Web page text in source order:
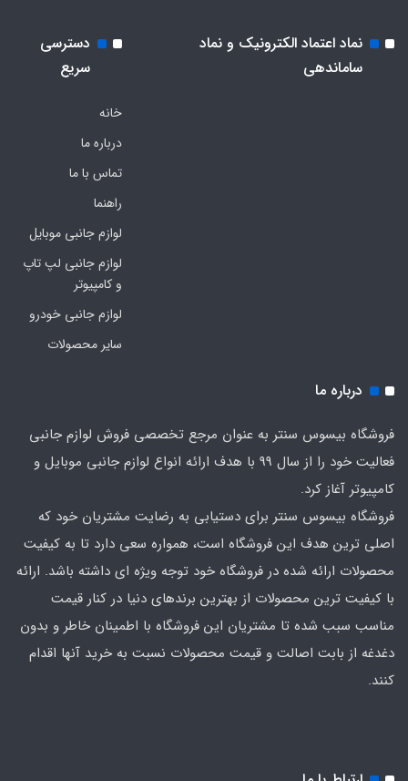
نماد اعتماد الکترونیک و نماد
ساماندهی
دسترسی
سریع
خانه
درباره ما
تماس با ما
راهنما
لوازم جانبی موبایل
لوازم جانبی لپ تاپ
و کامپیوتر
لوازم جانبی خودرو
سایر محصولات
درباره ما
فروشگاه بیسوس سنتر به عنوان مرجع تخصصی فروش لوازم جانبی
فعالیت خود را از سال 99 با هدف ارائه انواع لوازم جانبی موبایل و
کامپیوتر آغاز کرد.
فروشگاه بیسوس سنتر برای دستیابی به رضایت مشتریان خود که
اصلی‌ ترین هدف این فروشگاه است، همواره سعی دارد تا به کیفیت
محصولات ارائه شده در فروشگاه خود توجه ویژه ای داشته باشد. ارائه
با کیفیت‌ ترین محصولات از بهترین برندهای دنیا در کنار قیمت
مناسب سبب شده تا مشتریان این فروشگاه با اطمینان خاطر و بدون
دغدغه از بابت اصالت و قیمت محصولات نسبت به خرید آنها اقدام
کنند.